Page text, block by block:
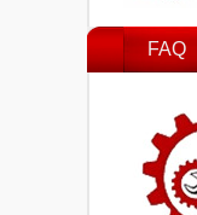
FAQ